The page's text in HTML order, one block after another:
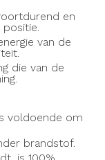
en
van de
die van de
voldoende om
brandstof.